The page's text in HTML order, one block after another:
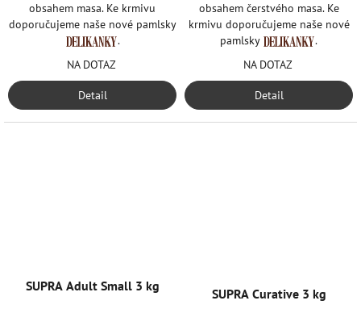
obsahem masa. Ke krmivu
doporučujeme naše nové pamlsky
.
NA DOTAZ
Detail
obsahem čerstvého masa. Ke
krmivu doporučujeme naše nové
pamlsky
.
NA DOTAZ
Detail
SUPRA Adult Small 3 kg SUPRA Curative 3 kg